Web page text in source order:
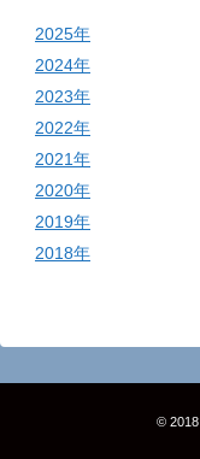
2025年
2024年
2023年
2022年
2021年
2020年
2019年
2018年
© 2018